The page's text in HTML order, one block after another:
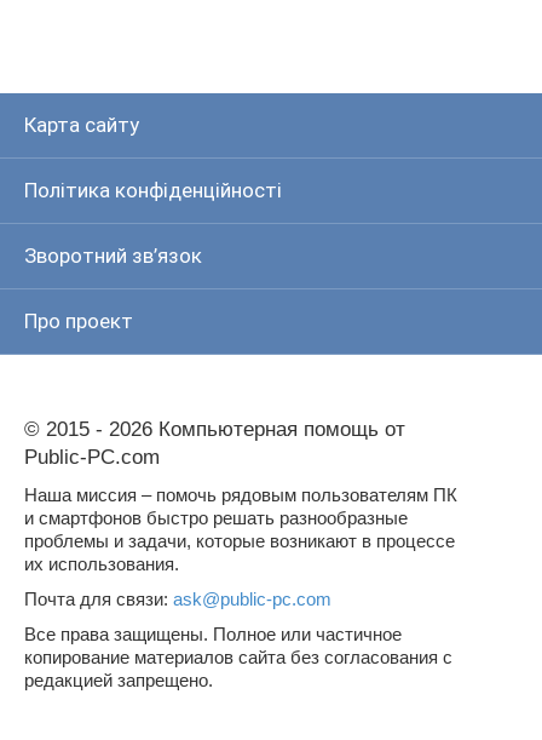
Карта сайту
Політика конфіденційності
Зворотний зв’язок
Про проект
© 2015 - 2026 Компьютерная помощь от
Public-PC.com
Наша миссия – помочь рядовым пользователям ПК
и смартфонов быстро решать разнообразные
проблемы и задачи, которые возникают в процессе
их использования.
Почта для связи: ask@public-pc.com
Все права защищены. Полное или частичное
копирование материалов сайта без согласования с
редакцией запрещено.